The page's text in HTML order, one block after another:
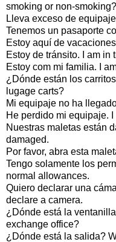
smoking or non-smoking?
Lleva exceso de
Tenemos un pasaporte
Estoy aquí de
Estoy de tránsito. I am in
Estoy com mi familia. I
¿Dónde están los
lugage carts?
Mi equipaje no ha
He perdido mi equipaje.
Nuestras maletas están
damaged.
Por favor, abra esta
Tengo solamente los
normal allowances.
Quiero declarar una
declare a camera.
¿Dónde está la
exchange office?
¿Dónde está la salida?